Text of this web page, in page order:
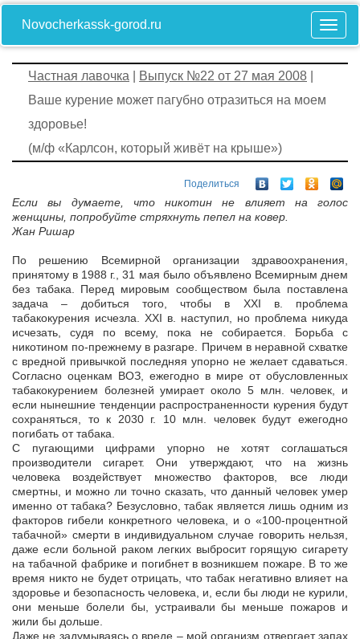
Novocherkassk-gorod.ru
Частная лавочка Выпуск №22 от 27 мая 2008
Ваше курение может пагубно отразиться на моем
здоровье!
(м/ф «Карлсон, который живёт на крыше»)
Поделиться
Если вы думаете, что никотин не влияет на голос
женщины, попробуйте стряхнуть пепел на ковер.
Жан Ришар
По решению Всемирной организации здравоохранения,
принятому в 1988 г., 31 мая было объявлено Всемирным днем
без табака. Перед мировым сообществом была поставлена
задача – добиться того, чтобы в XXI в. проблема
табакокурения исчезла. XXI в. наступил, но проблема никуда
исчезать, судя по всему, пока не собирается. Борьба с
никотином по-прежнему в разгаре. Причем в неравной схватке
с вредной привычкой последняя упорно не желает сдаваться.
Согласно оценкам ВОЗ, ежегодно в мире от обусловленных
табакокурением болезней умирает около 5 млн. человек, и
если нынешние тенденции распространенности курения будут
сохраняться, то к 2030 г. 10 млн. человек будут ежегодно
погибать от табака.
С пугающими цифрами упорно не хотят соглашаться
производители сигарет. Они утверждают, что на жизнь
человека воздействует множество факторов, все люди
смертны, и можно ли точно сказать, что данный человек умер
именно от табака? Безусловно, табак является лишь одним из
факторов гибели конкретного человека, и о «100-процентной
табачной» смерти в индивидуальном случае говорить нельзя,
даже если больной раком легких выбросит горящую сигарету
на табачной фабрике и погибнет в возникшем пожаре. В то же
время никто не будет отрицать, что табак негативно влияет на
здоровье и безопасность человека, и, если бы люди не курили,
они меньше болели бы, устраивали бы меньше пожаров и
жили бы дольше.
Даже не задумываясь о вреде – мой организм отвергает запах